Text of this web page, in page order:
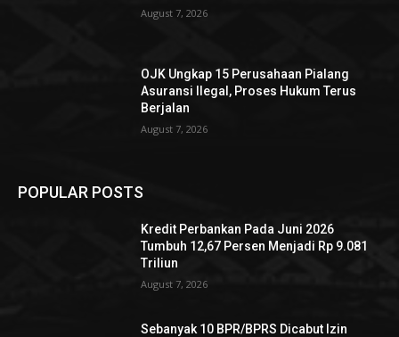
August 7, 2026
OJK Ungkap 15 Perusahaan Pialang
Asuransi Ilegal, Proses Hukum Terus
Berjalan
August 7, 2026
POPULAR POSTS
Kredit Perbankan Pada Juni 2026
Tumbuh 12,67 Persen Menjadi Rp 9.081
Triliun
August 7, 2026
Sebanyak 10 BPR/BPRS Dicabut Izin